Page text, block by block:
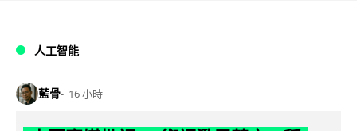
人工智能
藍骨 16 小時